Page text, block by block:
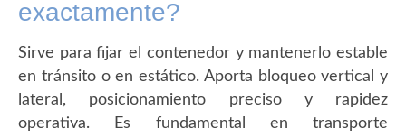
exactamente?
Sirve para fijar el contenedor y mantenerlo estable
en tránsito o en estático. Aporta bloqueo vertical y
lateral, posicionamiento preciso y rapidez
operativa. Es fundamental en transporte